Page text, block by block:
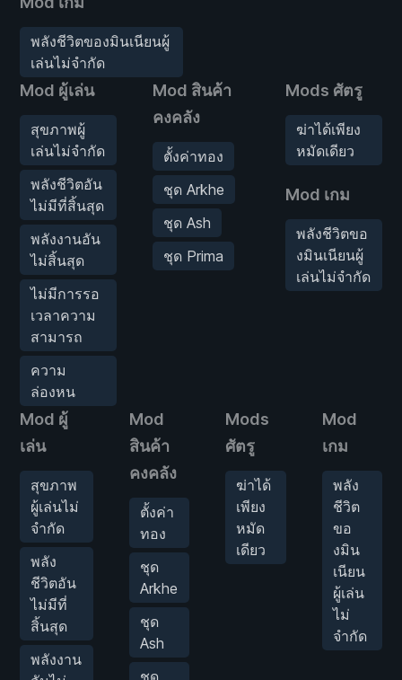
พลังชีวิตของมินเนียนผู้
เล่นไม่จำกัด
Mod ผู้เล่น
สุขภาพผู้
เล่นไม่จำกัด
พลังชีวิตอัน
ไม่มีที่สิ้นสุด
พลังงานอัน
ไม่สิ้นสุด
ไม่มีการรอ
เวลาความ
สามารถ
ความ
ล่องหน
Mod สินค้า
คงคลัง
ตั้งค่าทอง
ชุด Arkhe
ชุด Ash
ชุด Prima
Mods ศัตรู
ฆ่าได้เพียง
หมัดเดียว
Mod เกม
พลังชีวิตขอ
งมินเนียนผู้
เล่นไม่จำกัด
Mod ผู้
เล่น
สุขภาพ
ผู้เล่นไม่
จำกัด
พลัง
ชีวิตอัน
ไม่มีที่
สิ้นสุด
พลังงาน
Mod
สินค้า
คงคลัง
ตั้งค่า
ทอง
ชุด
Arkhe
ชุด
Ash
ชุด
Mods
ศัตรู
ฆ่าได้
เพียง
หมัด
เดียว
Mod
เกม
พลัง
ชีวิต
ขอ
งมิน
เนียน
ผู้เล่น
ไม่
จำกัด